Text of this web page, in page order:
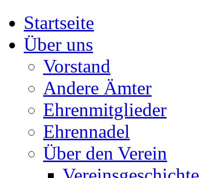
Startseite
Über uns
Vorstand
Andere Ämter
Ehrenmitglieder
Ehrennadel
Über den Verein